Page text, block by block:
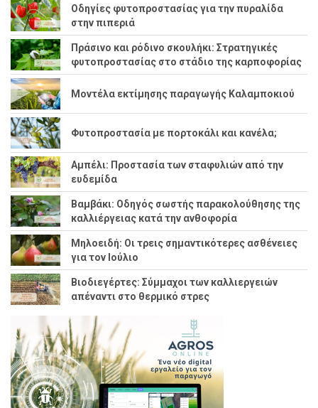
Οδηγίες φυτοπροστασίας για την πυραλίδα
στην πιπεριά
Πράσινο και ρόδινο σκουλήκι: Στρατηγικές
φυτοπροστασίας στο στάδιο της καρποφορίας
Μοντέλα εκτίμησης παραγωγής Καλαμποκιού
Φυτοπροστασία με πορτοκάλι και κανέλα;
Αμπέλι: Προστασία των σταφυλιών από την
ευδεμίδα
Βαμβάκι: Οδηγός σωστής παρακολούθησης της
καλλιέργειας κατά την ανθοφορία
Μηλοειδή: Οι τρεις σημαντικότερες ασθένειες
για τον Ιούλιο
Βιοδιεγέρτες: Σύμμαχοι των καλλιεργειών
απέναντι στο θερμικό στρες